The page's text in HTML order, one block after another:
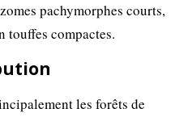
pachymorphes courts,
touffes compactes.
les forêts de